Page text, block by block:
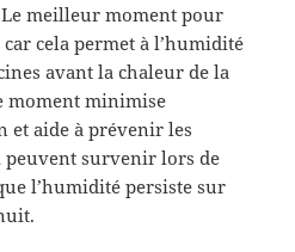
meilleur moment pour
cela permet à l’humidité
avant la chaleur de la
moment minimise
et aide à prévenir les
peuvent survenir lors de
l’humidité persiste sur